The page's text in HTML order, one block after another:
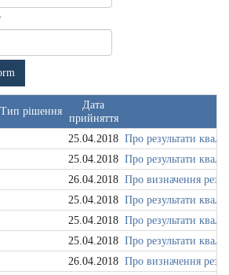
Тип рішення
Дата
прийняття
25.04.2018 Про результати
25.04.2018 Про результати
26.04.2018 Про визначення
25.04.2018 Про результати
25.04.2018 Про результати
25.04.2018 Про результати
26.04.2018 Про визначення